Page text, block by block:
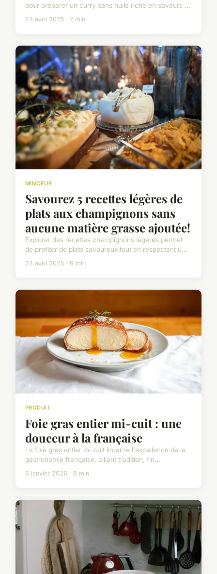
pour préparer un curry sans huile riche en saveurs ...
23 avril 2025 · 7 min
MINCEUR
Savourez 5 recettes légères de
plats aux champignons sans
aucune matière grasse ajoutée!
Explorer des recettes champignons légères permet
de profiter de plats savoureux tout en respectant u...
23 avril 2025 · 6 min
PRODUIT
Foie gras entier mi-cuit : une
douceur à la française
Le foie gras entier mi-cuit incarne l'excellence de la
gastronomie française, alliant tradition, fin...
6 janvier 2026 · 8 min